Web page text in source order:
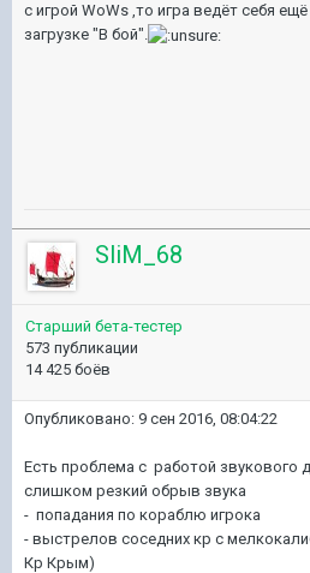
с игрой WoWs ,то игра ведёт себя
загрузке "В бой".
SliM_68
Старший бета-тестер
573 публикации
14 425 боёв
Опубликовано: 9 сен 2016, 08:04:22
Есть проблема с работой звукового
слишком резкий обрыв звука
- попадания по кораблю игрока
- выстрелов соседних кр с
Кр Крым)